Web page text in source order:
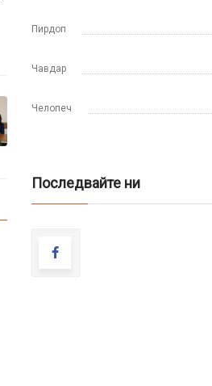
Пирдоп
Чавдар
Челопеч
Последвайте ни